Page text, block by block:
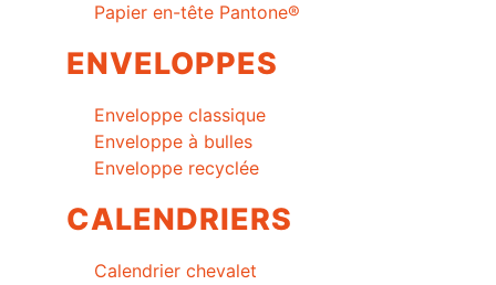
Papier en-tête Pantone®
ENVELOPPES
Enveloppe classique
Enveloppe à bulles
Enveloppe recyclée
CALENDRIERS
Calendrier chevalet